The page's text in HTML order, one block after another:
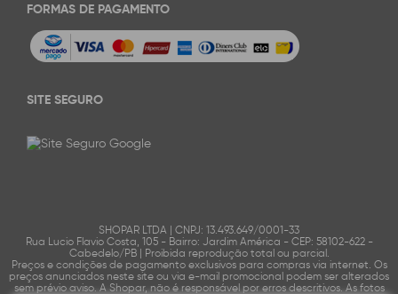
FORMAS DE PAGAMENTO
SITE SEGURO
SHOPAR LTDA | CNPJ: 13.493.649/0001-33
Rua Lucio Flavio Costa, 105 - Bairro: Jardim América - CEP: 58102-622 -
Cabedelo/PB | Proibida reprodução total ou parcial.
Preços e condições de pagamento exclusivos para compras via internet. Os
preços anunciados neste site ou via e-mail promocional podem ser alterados
sem prévio aviso. A Shopar, não é responsável por erros descritivos. As fotos